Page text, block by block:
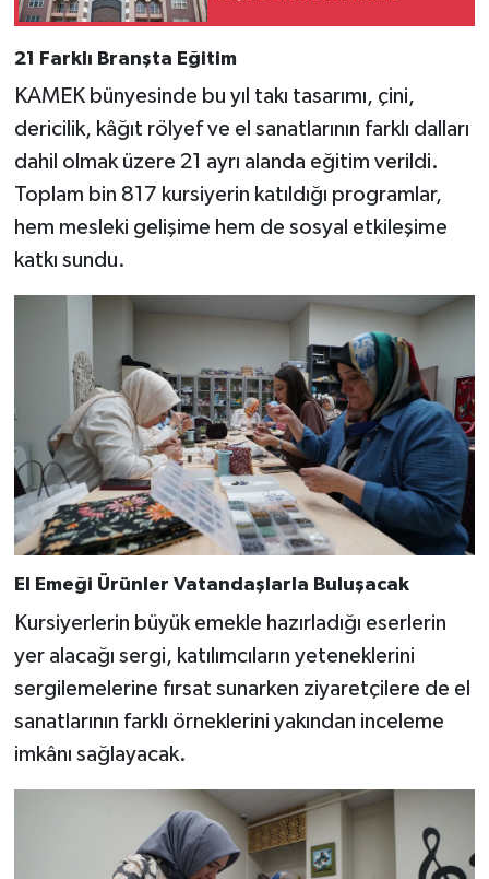
21 Farklı Branşta Eğitim
KAMEK bünyesinde bu yıl takı tasarımı, çini,
dericilik, kâğıt rölyef ve el sanatlarının farklı dalları
dahil olmak üzere 21 ayrı alanda eğitim verildi.
Toplam bin 817 kursiyerin katıldığı programlar,
hem mesleki gelişime hem de sosyal etkileşime
katkı sundu.
El Emeği Ürünler Vatandaşlarla Buluşacak
Kursiyerlerin büyük emekle hazırladığı eserlerin
yer alacağı sergi, katılımcıların yeteneklerini
sergilemelerine fırsat sunarken ziyaretçilere de el
sanatlarının farklı örneklerini yakından inceleme
imkânı sağlayacak.
OTOMOBİL
TARİH
Genel
YEREL
BÖLGEDEN
BİLİM TEKNOLOJİ
ASAYİŞ
SEÇİM 2015
ÇEVRE
BİLİM VE TEKNOLOJİ
YARIŞMALAR
TANITIM
HABERDE İNSAN